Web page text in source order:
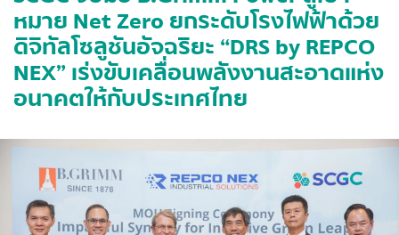
หมาย Net Zero ยกระดับโรงไฟฟ้าด้วย
ดิจิทัลโซลูชันอัจฉริยะ “DRS by REPCO
NEX” เร่งขับเคลื่อนพลังงานสะอาดแห่ง
อนาคตให้กับประเทศไทย